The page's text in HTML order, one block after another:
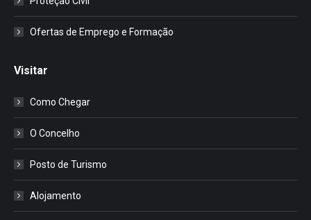
Ofertas de Emprego e Formação
Visitar
Como Chegar
O Concelho
Posto de Turismo
Alojamento